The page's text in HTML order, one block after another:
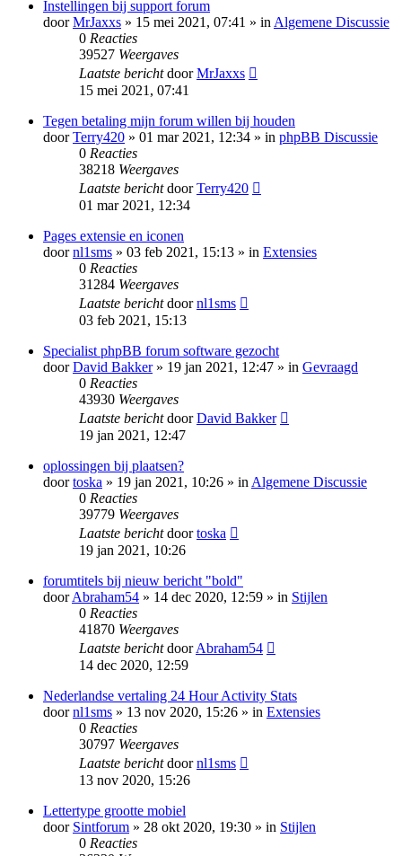
Instellingen bij support forum
doorMrJaxxs » 15 mei 2021, 07:41 » inAlgemene Discussie
0 Reacties
39527 Weergaves
Laatste berichtdoorMrJaxxs
15 mei 2021, 07:41
Tegen betaling mijn forum willen bij houden
doorTerry420 » 01 mar 2021, 12:34 » in phpBB Discussie
0 Reacties
38218 Weergaves
Laatste berichtdoorTerry420
01 mar 2021, 12:34
Pages extensie en iconen
doornl1sms » 03 feb 2021, 15:13 » in Extensies
0 Reacties
31284 Weergaves
Laatste berichtdoornl1sms
03 feb 2021, 15:13
Specialist phpBB forum software gezocht
doorDavid Bakker» 19 jan 2021, 12:47 » in Gevraagd
0 Reacties
43930 Weergaves
Laatste berichtdoorDavid Bakker
19 jan 2021, 12:47
oplossingen bij plaatsen?
doortoska » 19 jan 2021, 10:26 » inAlgemene Discussie
0 Reacties
39779 Weergaves
Laatste berichtdoortoska
19 jan 2021, 10:26
forumtitels bij nieuw bericht "bold"
doorAbraham54 » 14 dec 2020, 12:59 » in Stijlen
0 Reacties
41870 Weergaves
Laatste berichtdoorAbraham54
14 dec 2020, 12:59
Nederlandse vertaling 24 Hour Activity Stats
doornl1sms » 13 nov 2020, 15:26 » in Extensies
0 Reacties
30797 Weergaves
Laatste berichtdoornl1sms
13 nov 2020, 15:26
Lettertype grootte mobiel
door Sintforum » 28 okt 2020, 19:30 » in Stijlen
0 Reacties